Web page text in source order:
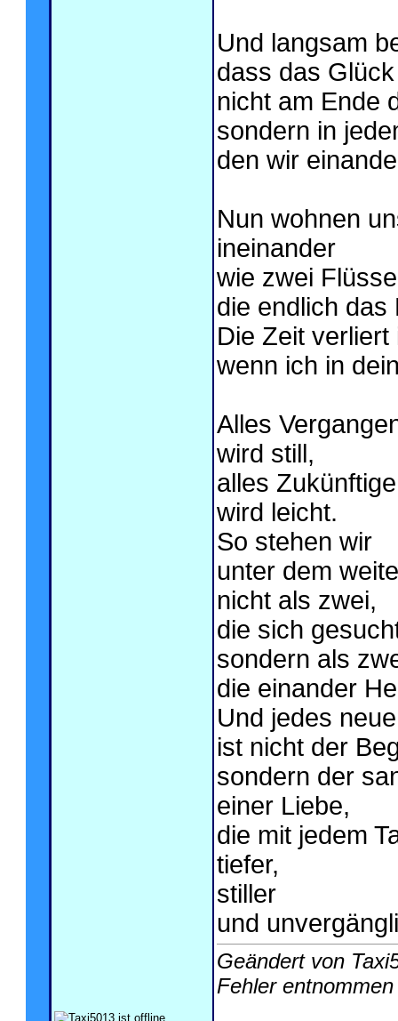
Und langsam
dass das Glück
nicht am Ende
sondern in
den wir
Nun wohnen
ineinander
wie zwei
die endlich das
Die Zeit verliert
wenn ich in
Alles
wird still,
alles Zukünftige
wird leicht.
So stehen wir
unter dem
nicht als zwei,
die sich
sondern als
die einander
Und jedes
ist nicht der
sondern der
einer Liebe,
die mit jedem
tiefer,
stiller
und
Geändert von
Fehler entnommen